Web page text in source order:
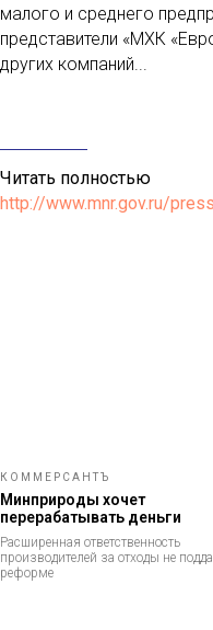
малого и среднего
представители «МХК
других компаний...
Читать полностью
http://www.mnr.gov.ru/
КОММЕРСАНТЪ
Минприроды хочет
перерабатывать деньги
Расширенная ответственность
производителей за отходы не
реформе